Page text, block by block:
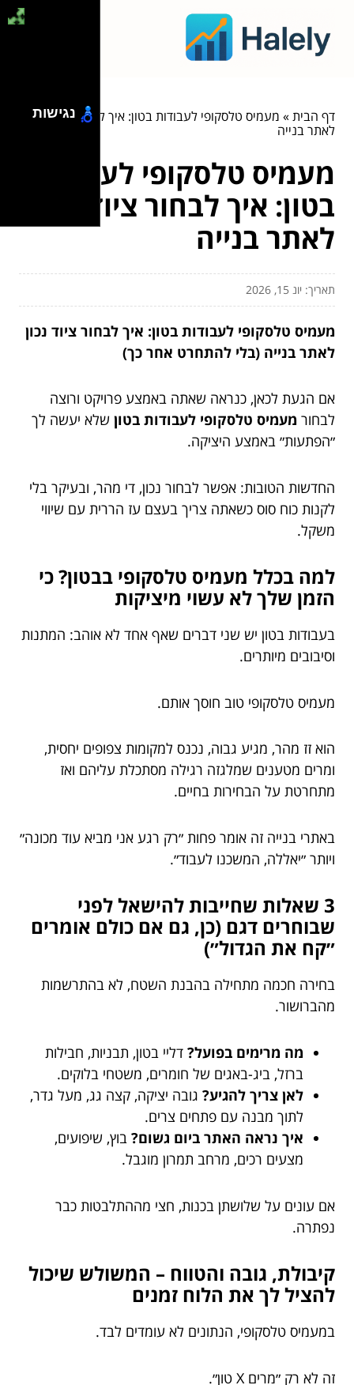
דף הבית» מעמיס טלסקופי לעבודות בטון: איך לבחור ציוד נכון
לאתר בנייה
מעמיס טלסקופי לעבודות
בטון: איך לבחור ציוד נכון
לאתר בנייה
תאריך: יונ 15, 2026
מעמיס טלסקופי לעבודות בטון: איך לבחור ציוד נכון
לאתר בנייה (בלי להתחרט אחר כך)
אם הגעת לכאן, כנראה שאתה באמצע פרויקט ורוצה
לבחור מעמיס טלסקופי לעבודות בטון שלא יעשה לך
״הפתעות״ באמצע היציקה.
החדשות הטובות: אפשר לבחור נכון, די מהר, ובעיקר בלי
לקנות כוח סוס כשאתה צריך בעצם עז הררית עם שיווי
משקל.
למה בכלל מעמיס טלסקופי בבטון? כי
הזמן שלך לא עשוי מיציקות
בעבודות בטון יש שני דברים שאף אחד לא אוהב: המתנות
וסיבובים מיותרים.
מעמיס טלסקופי טוב חוסך אותם.
הוא זז מהר, מגיע גבוה, נכנס למקומות צפופים יחסית,
ומרים מטענים שמלגזה רגילה מסתכלת עליהם ואז
מתחרטת על הבחירות בחיים.
באתרי בנייה זה אומר פחות ״רק רגע אני מביא עוד מכונה״
ויותר ״יאללה, המשכנו לעבוד״.
3 שאלות שחייבות להישאל לפני
שבוחרים דגם (כן, גם אם כולם אומרים
״קח את הגדול״)
בחירה חכמה מתחילה בהבנת השטח, לא בהתרשמות
מהברושור.
מה מרימים בפועל? דליי בטון, תבניות, חבילות
ברזל, ביג-באגים של חומרים, משטחי בלוקים.
לאן צריך להגיע? גובה יציקה, קצה גג, מעל גדר,
לתוך מבנה עם פתחים צרים.
איך נראה האתר ביום גשום? בוץ, שיפועים,
מצעים רכים, מרחב תמרון מוגבל.
אם עונים על שלושתן בכנות, חצי מההתלבטות כבר
נפתרה.
קיבולת, גובה והטווח – המשולש שיכול
להציל לך את הלוח זמנים
במעמיס טלסקופי, הנתונים לא עומדים לבד.
זה לא רק ״מרים X טון״.
נגישות